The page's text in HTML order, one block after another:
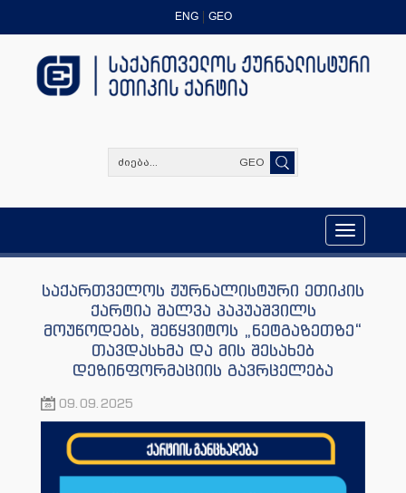
ENG GEO
GEO
Toggle
navigation
საქართველოს ჟურნალისტური ეთიკის
ქარტია შალვა პაპუაშვილს
მოუწოდებს, შეწყვიტოს „ნეტგაზეთზე“
თავდასხმა და მის შესახებ
დეზინფორმაციის გავრცელება
09.09.2025